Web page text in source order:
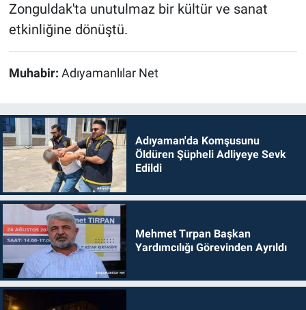
Zonguldak'ta unutulmaz bir kültür ve sanat
etkinliğine dönüştü.
Muhabir: Adıyamanlılar Net
Adıyaman'da Komşusunu
Öldüren Şüpheli Adliyeye Sevk
Edildi
Mehmet Tırpan Başkan
Yardımcılığı Görevinden Ayrıldı